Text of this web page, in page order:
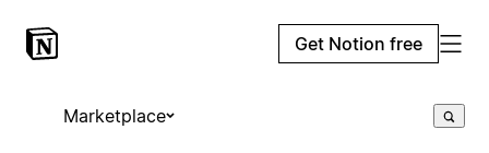
Get Notion free
Marketplace